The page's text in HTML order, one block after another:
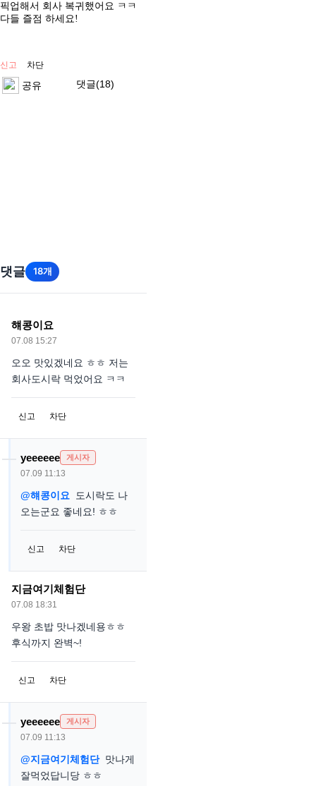
픽업해서 회사 복귀했어요 ㅋㅋ
다들 즐점 하세요!
신고 차단
공유 댓글(18)
댓글 18개
햬콩이요
07.08 15:27
오오 맛있겠네요 ㅎㅎ 저는
회사도시락 먹었어요 ㅋㅋ
신고 차단
yeeeeee 게시자
07.09 11:13
@햬콩이요 도시락도 나
오는군요 좋네요! ㅎㅎ
신고 차단
지금여기체험단
07.08 18:31
우왕 초밥 맛나겠네용ㅎㅎ
후식까지 완벽~!
신고 차단
yeeeeee 게시자
07.09 11:13
@지금여기체험단맛나게
잘먹었답니당 ㅎㅎ